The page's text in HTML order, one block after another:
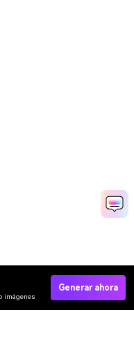
imágenes
Generar ahora